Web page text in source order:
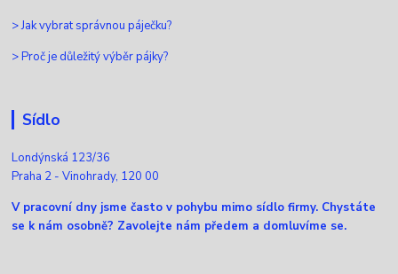
>Jak vybrat správnou páječku?
>Proč je důležitý výběr pájky?
Sídlo
Londýnská 123/36
Praha 2 - Vinohrady, 120 00
V pracovní dny jsme často v pohybu mimo sídlo firmy. Chystáte
se k nám osobně? Zavolejte nám předem a domluvíme se.